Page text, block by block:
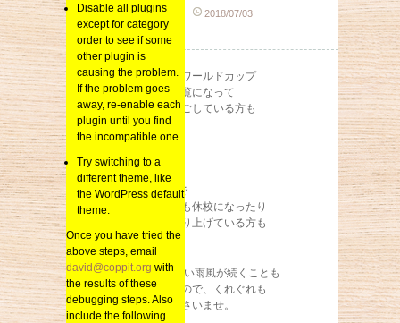
sai_kenchiku
2018/07/03
昨夜のサッカーワールドカップ
ベルギー戦をご覧になって
眠たい一日を過ごしている方も
多いのでは？
更に今日は
台風7号の接近で
小学校や中学校も休校になったり
お仕事が早く切り上げている方も
多いと思います。
まだしばらく 強い雨風が続くことも
あると思いますので、くれぐれも
お気をつけくださいませ。
Disable all plugins
except for category
order to see if some
other plugin is
causing the problem.
If the problem goes
away, re-enable each
plugin until you find
the incompatible one.
Try switching to a
different theme, like
the WordPress default
theme.
Once you have tried the
above steps, email
david@coppit.org with
the results of these
debugging steps. Also
include the following